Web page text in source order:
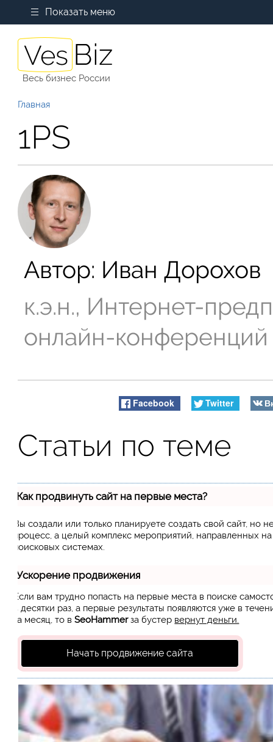
Показать меню
Весь бизнес России
Главная
1PS
Автор: Иван Дорохов
к.э.н., Интернет-
онлайн-конференций
Facebook Twitter
Статьи по теме
Как продвинуть сайт на первые места?
Вы создали или только планируете создать свой сайт, но
процесс, а целый комплекс мероприятий, направленных
поисковых системах.
Ускорение продвижения
Если вам трудно попасть на первые места в поиске
в десятки раз, а первые результаты появляются уже в
за месяц, то вSeoHammerза бустер вернут деньги.
Начать продвижение сайта